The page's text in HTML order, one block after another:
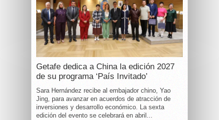
Getafe dedica a China la edición 2027
de su programa ‘País Invitado’
Sara Hernández recibe al embajador chino, Yao
Jing, para avanzar en acuerdos de atracción de
inversiones y desarrollo económico. La sexta
edición del evento se celebrará en abril...